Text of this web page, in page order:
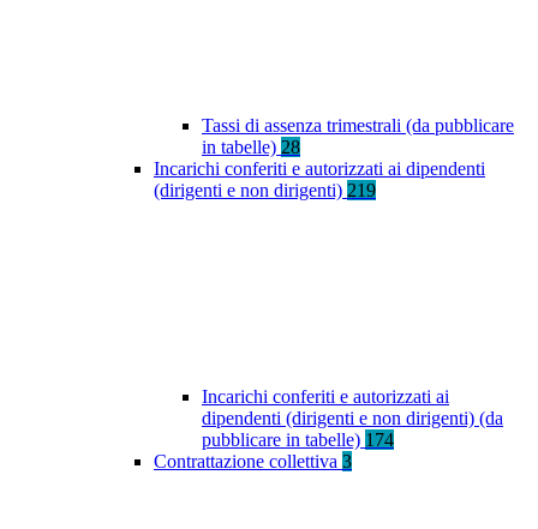
Tassi di assenza trimestrali (da pubblicare
in tabelle) 28
Incarichi conferiti e autorizzati ai dipendenti
(dirigenti e non dirigenti) 219
Incarichi conferiti e autorizzati ai
dipendenti (dirigenti e non dirigenti) (da
pubblicare in tabelle) 174
Contrattazione collettiva 3